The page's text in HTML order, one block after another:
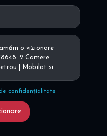
confidențialitate